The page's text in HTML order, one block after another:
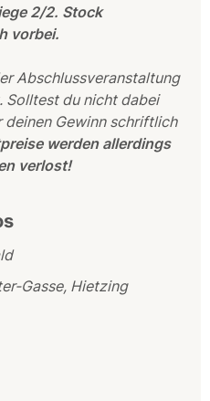
2/2. Stock
vorbei.
Abschlussveranstaltung
Solltest du nicht dabei
deinen Gewinn schriftlich
werden allerdings
verlost!
Gasse, Hietzing